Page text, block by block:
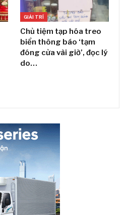
GIẢI TRÍ
Chủ tiệm tạp hóa treo
biển thông báo ‘tạm
đóng cửa vài giờ’, đọc lý
do…